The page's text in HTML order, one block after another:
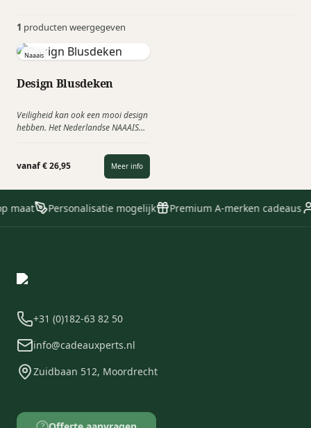
1 producten weergegeven
Naaais
Design Blusdeken
Veiligheid kan ook een mooi design
hebben. Het Nederlandse NAAAIS
blusdekens. Dit Hollandse bedrijf
heeft de handen ineengeslagen om
een nieuwe lijn brandveiligheid
producten te creëren; een design
blusdeken!
vanaf € 26,95 Meer info
maat Personalisatie mogelijk Premium A-merken cadeaus
+31 (0)182-63 82 50
info@cadeauxperts.nl
Zuidbaan 512, Moordrecht